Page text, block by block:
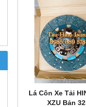
TẢI HINO
200,000
MUA
Lá Côn Xe Tải
XZU Bản